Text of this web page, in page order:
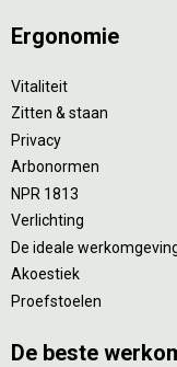
Ergonomie
Vitaliteit
Zitten & staan
Privacy
Arbonormen
NPR 1813
Verlichting
De ideale
Akoestiek
Proefstoelen
De beste